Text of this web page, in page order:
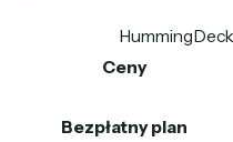
Ceny
Bezpłatny plan